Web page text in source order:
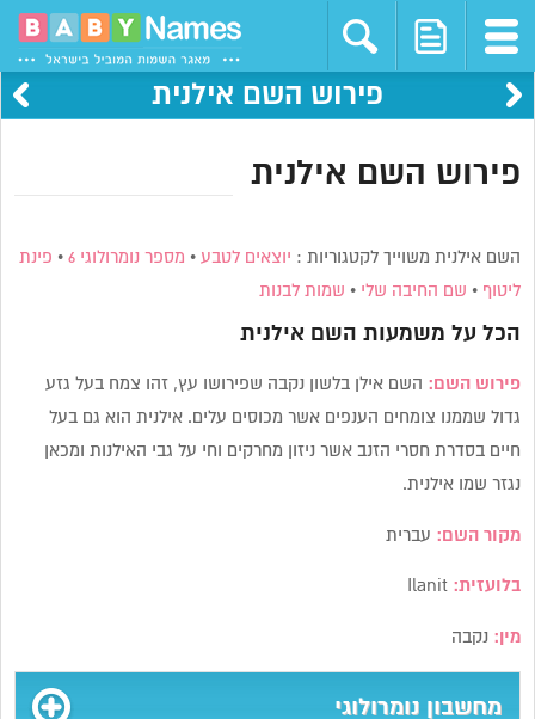
פירוש השם אילנית
פירוש השם אילנית
השם אילנית משוייך לקטגוריות : יוצאים לטבע • מספר נומרולוגי 6 • פינת
ליטוף • שם החיבה שלי • שמות לבנות
הכל על משמעות השם אילנית
פירוש השם: השם אילן בלשון נקבה שפירושו עץ, זהו צמח בעל גזע
גדול שממנו צומחים הענפים אשר מכוסים עלים. אילנית הוא גם בעל
חיים בסדרת חסרי הזנב אשר ניזון מחרקים וחי על גבי האילנות ומכאן
נגזר שמו אילנית.
מקור השם: עברית
בלועזית: Ilanit
מין: נקבה
מחשבון נומרולוגי